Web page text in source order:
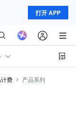
打开 APP
费 产品系列